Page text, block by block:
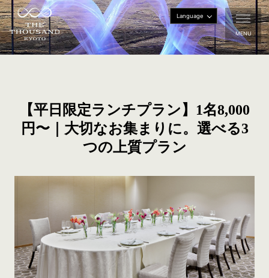
Language
MENU
【平日限定ランチプラン】1名8,000
円〜｜大切なお集まりに。選べる3
つの上質プラン